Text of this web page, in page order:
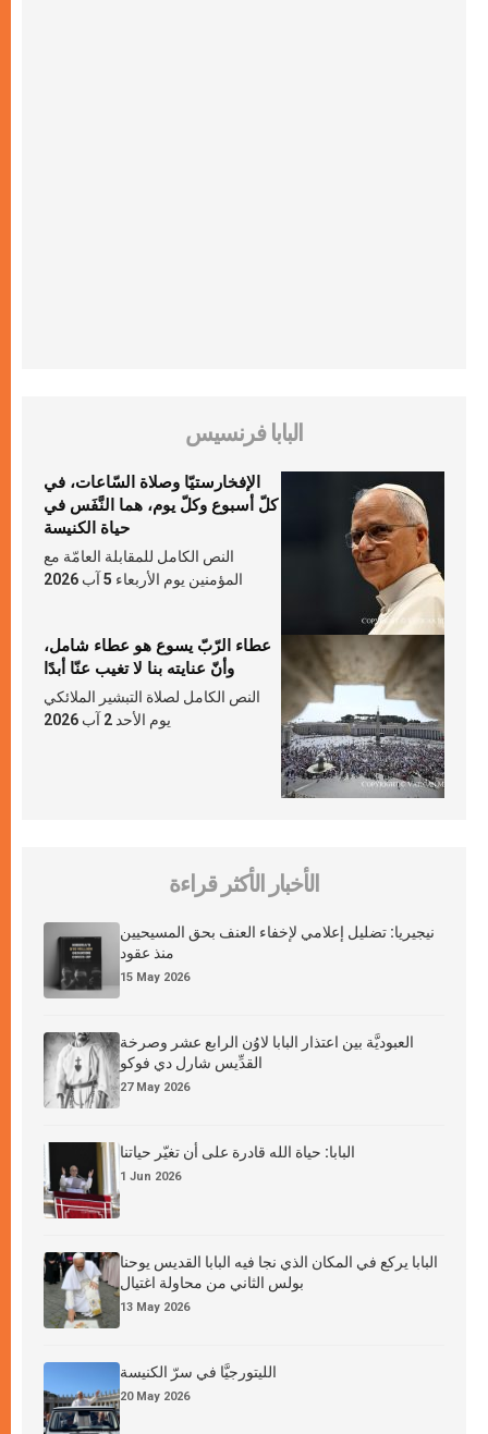
البابا فرنسيس
الإفخارستيّا وصلاة السّاعات، في
كلّ أسبوع وكلّ يوم، هما النَّفَس في
حياة الكنيسة
النص الكامل للمقابلة العامّة مع
المؤمنين يوم الأربعاء 5 آب 2026
عطاء الرّبّ يسوع هو عطاء شامل،
وأنّ عنايته بنا لا تغيب عنّا أبدًا
النص الكامل لصلاة التبشير الملائكي
يوم الأحد 2 آب 2026
الأخبار الأكثر قراءة
نيجيريا: تضليل إعلامي لإخفاء العنف بحق المسيحيين
منذ عقود
15 May 2026
العبوديَّة بين اعتذار البابا لاوُن الرابع عشر وصرخة
القدِّيس شارل دي فوكو
27 May 2026
البابا: حياة الله قادرة على أن تغيّر حياتنا
1 Jun 2026
البابا يركع في المكان الذي نجا فيه البابا القديس يوحنا
بولس الثاني من محاولة اغتيال
13 May 2026
الليتورجيَّا في سرّ الكنيسة
20 May 2026